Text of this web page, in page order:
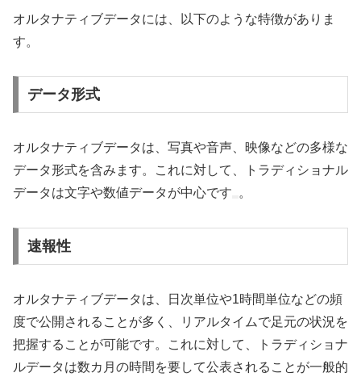
オルタナティブデータには、以下のような特徴がありま
す。
データ形式
オルタナティブデータは、写真や音声、映像などの多様な
データ形式を含みます。これに対して、トラディショナル
データは文字や数値データが中心です
。
速報性
オルタナティブデータは、日次単位や1時間単位などの頻
度で公開されることが多く、リアルタイムで足元の状況を
把握することが可能です。これに対して、トラディショナ
ルデータは数カ月の時間を要して公表されることが一般的